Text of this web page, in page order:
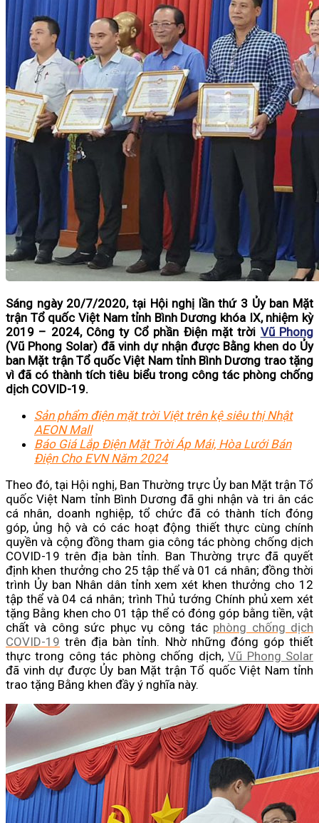
Sáng ngày 20/7/2020, tại Hội nghị lần thứ 3 Ủy ban Mặt
trận Tổ quốc Việt Nam tỉnh Bình Dương khóa IX, nhiệm kỳ
2019 – 2024, Công ty Cổ phần Điện mặt trời Vũ Phong
(Vũ Phong Solar) đã vinh dự nhận được Bằng khen do Ủy
ban Mặt trận Tổ quốc Việt Nam tỉnh Bình Dương trao tặng
vì đã có thành tích tiêu biểu trong công tác phòng chống
dịch COVID-19.
Sản phẩm điện mặt trời Việt trên kệ siêu thị Nhật
AEON Mall
Báo Giá Lắp Điện Mặt Trời Áp Mái, Hòa Lưới Bán
Điện Cho EVN Năm 2024
Theo đó, tại Hội nghị, Ban Thường trực Ủy ban Mặt trận Tổ
quốc Việt Nam tỉnh Bình Dương đã ghi nhận và tri ân các
cá nhân, doanh nghiệp, tổ chức đã có thành tích đóng
góp, ủng hộ và có các hoạt động thiết thực cùng chính
quyền và cộng đồng tham gia công tác phòng chống dịch
COVID-19 trên địa bàn tỉnh. Ban Thường trực đã quyết
định khen thưởng cho 25 tập thể và 01 cá nhân; đồng thời
trình Ủy ban Nhân dân tỉnh xem xét khen thưởng cho 12
tập thể và 04 cá nhân; trình Thủ tướng Chính phủ xem xét
tặng Bằng khen cho 01 tập thể có đóng góp bằng tiền, vật
chất và công sức phục vụ công tác phòng chống dịch
COVID-19 trên địa bàn tỉnh. Nhờ những đóng góp thiết
thực trong công tác phòng chống dịch,Vũ Phong Solar
đã vinh dự được Ủy ban Mặt trận Tổ quốc Việt Nam tỉnh
trao tặng Bằng khen đầy ý nghĩa này.